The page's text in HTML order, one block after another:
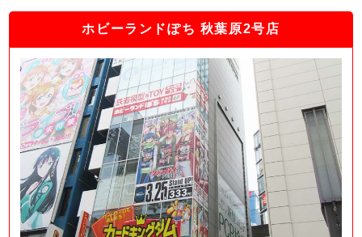
ホビーランドぽち 秋葉原2号店